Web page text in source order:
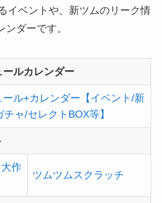
イベントや、新ツムのリーク情
ダーです。
ールカレンダー
ール+カレンダー【イベント/新
ャ/セレクトBOX等】
作
ツムツムスクラッチ